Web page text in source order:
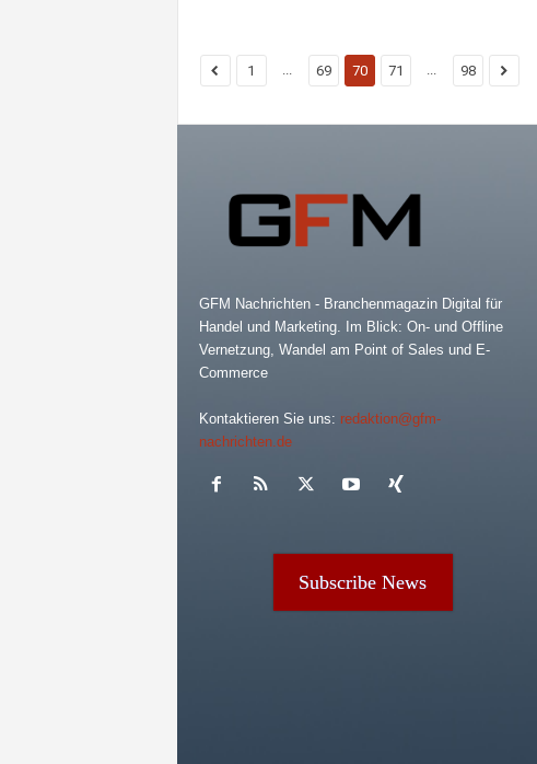
1 69 70 71 98
GFM Nachrichten - Branchenmagazin Digital für
Handel und Marketing. Im Blick: On- und Offline
Vernetzung, Wandel am Point of Sales und E-
Commerce
Kontaktieren Sie uns: redaktion@gfm-
nachrichten.de
Subscribe News